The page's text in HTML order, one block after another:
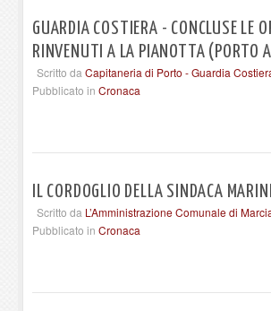
GUARDIA COSTIERA - CONCLUSE LE
RINVENUTI A LA PIANOTTA (PORTO
Scritto da Capitaneria di Porto - Guardia
Pubblicato in Cronaca
IL CORDOGLIO DELLA SINDACA
Scritto da L’Amministrazione Comunale di
Pubblicato in Cronaca